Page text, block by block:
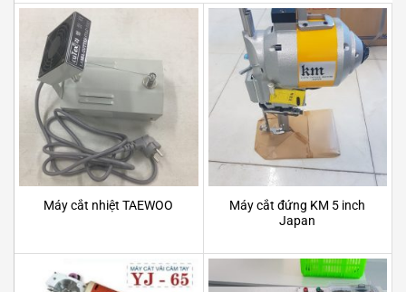
Máy cắt nhiệt TAEWOO
Máy cắt đứng KM 5 inch
Japan